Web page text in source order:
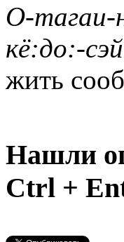
О-тагаи-
кё:до:-
жить
Нашли
Ctrl +